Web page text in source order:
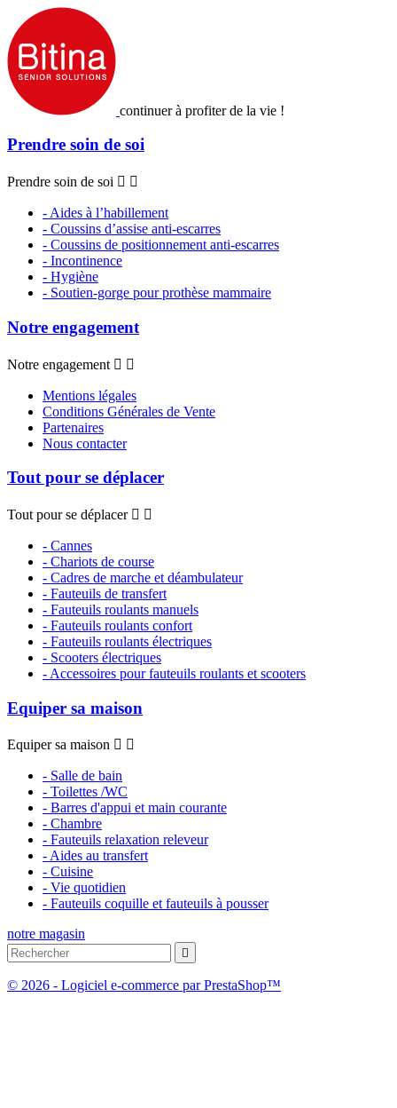
continuer à profiter de la vie !
Prendre soin de soi
Prendre soin de soi  
- Aides à l’habillement
- Coussins d’assise anti-escarres
- Coussins de positionnement anti-escarres
- Incontinence
- Hygiène
- Soutien-gorge pour prothèse mammaire
Notre engagement
Notre engagement  
Mentions légales
Conditions Générales de Vente
Partenaires
Nous contacter
Tout pour se déplacer
Tout pour se déplacer  
- Cannes
- Chariots de course
- Cadres de marche et déambulateur
- Fauteuils de transfert
- Fauteuils roulants manuels
- Fauteuils roulants confort
- Fauteuils roulants électriques
- Scooters électriques
- Accessoires pour fauteuils roulants et scooters
Equiper sa maison
Equiper sa maison  
- Salle de bain
- Toilettes /WC
- Barres d'appui et main courante
- Chambre
- Fauteuils relaxation releveur
- Aides au transfert
- Cuisine
- Vie quotidien
- Fauteuils coquille et fauteuils à pousser
notre magasin

© 2026 - Logiciel e-commerce par PrestaShop™